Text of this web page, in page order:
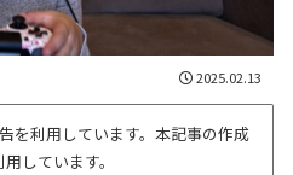
2025.02.13
を利用しています。本記事の作成
しています。